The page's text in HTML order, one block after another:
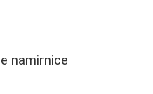
namirnice